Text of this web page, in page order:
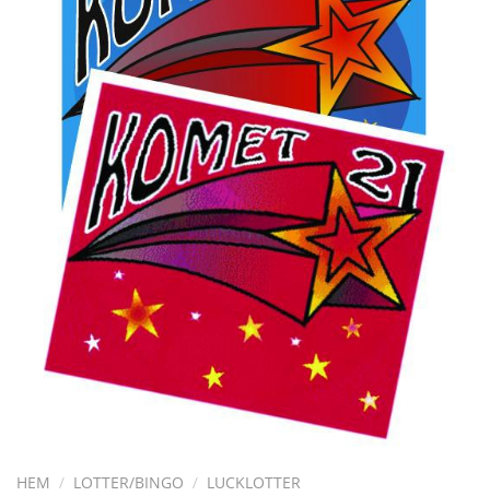
HEM / LOTTER/BINGO / LUCKLOTTER